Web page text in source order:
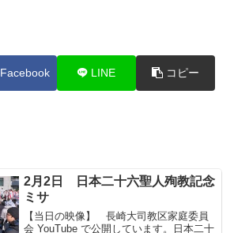
Facebook LINE コピー
2月2日 日本二十六聖人殉教記念
ミサ
【当日の映像】 長崎大司教区家庭委員
会 YouTube で公開しています。日本二十